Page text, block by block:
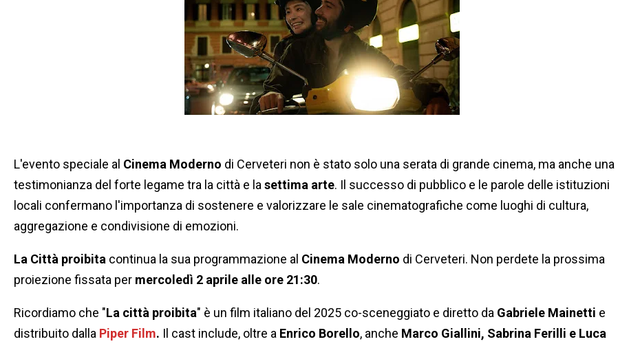
L'evento speciale al Cinema Moderno di Cerveteri non è stato solo una serata di grande cinema, ma anche una
testimonianza del forte legame tra la città e la settima arte. Il successo di pubblico e le parole delle istituzioni
locali confermano l'importanza di sostenere e valorizzare le sale cinematografiche come luoghi di cultura,
aggregazione e condivisione di emozioni.
La Città proibita continua la sua programmazione al Cinema Moderno di Cerveteri. Non perdete la prossima
proiezione fissata per mercoledì 2 aprile alle ore 21:30.
Ricordiamo che "La città proibita" è un film italiano del 2025 co-sceneggiato e diretto da Gabriele Mainetti e
distribuito dalla Piper Film. Il cast include, oltre a Enrico Borello, anche Marco Giallini, Sabrina Ferilli e Luca